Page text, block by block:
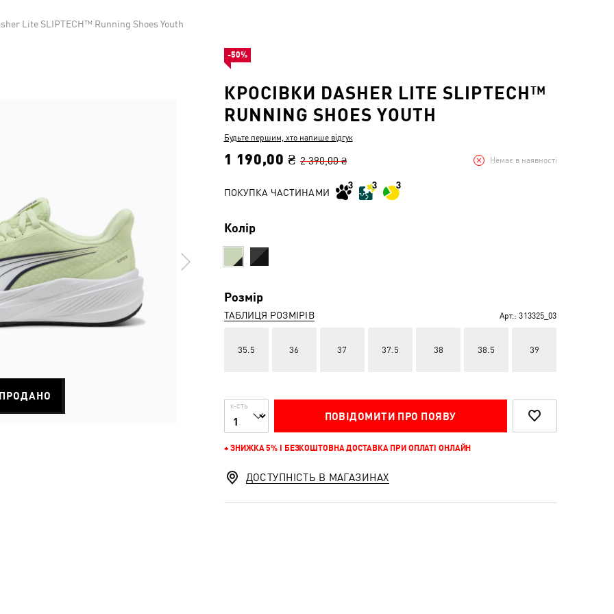
Lite SLIPTECH™ Running Shoes Youth
КРОСІВКИ DASHER LITE SLIPTECH™
RUNNING SHOES YOUTH
Будьте першим, хто напише відгук
1 190,00 ₴ 2 390,00 ₴ Немає в наявності
ПОКУПКА ЧАСТИНАМИ
Колір
Розмір
ТАБЛИЦЯ РОЗМІРІВ Арт.: 313325_03
35.5 36 37 37.5 38 38.5 39
К-СТЬ
ПОВІДОМИТИ ПРО ПОЯВУ
+ ЗНИЖКА 5% І БЕЗКОШТОВНА ДОСТАВКА ПРИ ОПЛАТІ ОНЛАЙН
-50%
ДОСТУПНІСТЬ В МАГАЗИНАХ